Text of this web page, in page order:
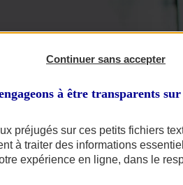
Continuer sans accepter
à être transparents
préjugés sur ces petits fichiers
à traiter des informations
expérience en ligne, dans le